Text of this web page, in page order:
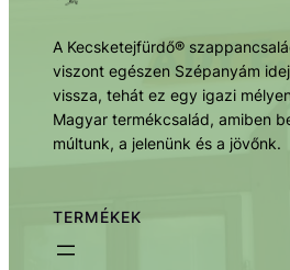
A Kecsketejfürdő®
viszont egészen Szépanyám
vissza, tehát ez egy igazi
Magyar termékcsalád, amiben
múltunk, a jelenünk és a jövőnk.
TERMÉKEK